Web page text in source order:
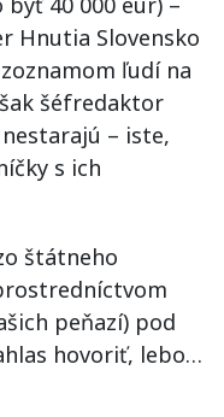
Hnutia Slovensko
ľudí na
šéfredaktor
– iste,
s ich
štátneho
peňazí) pod
hovoriť, lebo…